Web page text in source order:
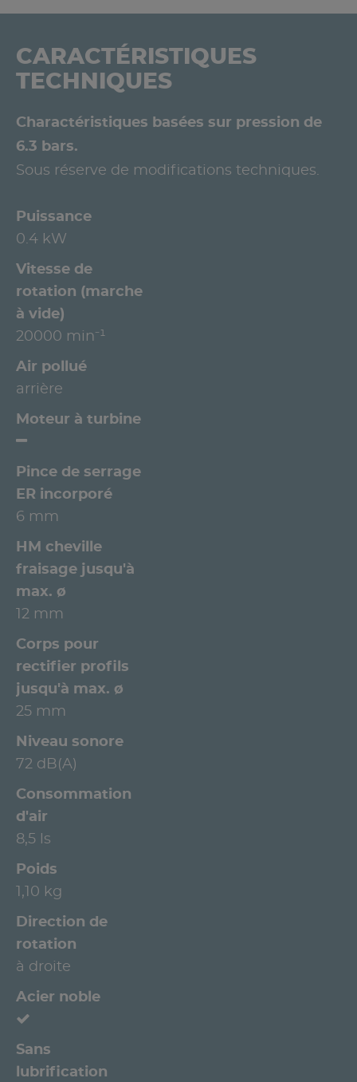
CARACTÉRISTIQUES
TECHNIQUES
Charactéristiques basées sur pression de
6.3 bars.
Sous réserve de modifications techniques.
Puissance
0.4 kW
Vitesse de
rotation (marche
à vide)
20000 min⁻¹
Air pollué
arrière
Moteur à turbine
Pince de serrage
ER incorporé
6 mm
HM cheville
fraisage jusqu'à
max. ø
12 mm
Corps pour
rectifier profils
jusqu'à max. ø
25 mm
Niveau sonore
72 dB(A)
Consommation
d'air
8,5 ls
Poids
1,10 kg
Direction de
rotation
à droite
Acier noble
Sans
lubrification